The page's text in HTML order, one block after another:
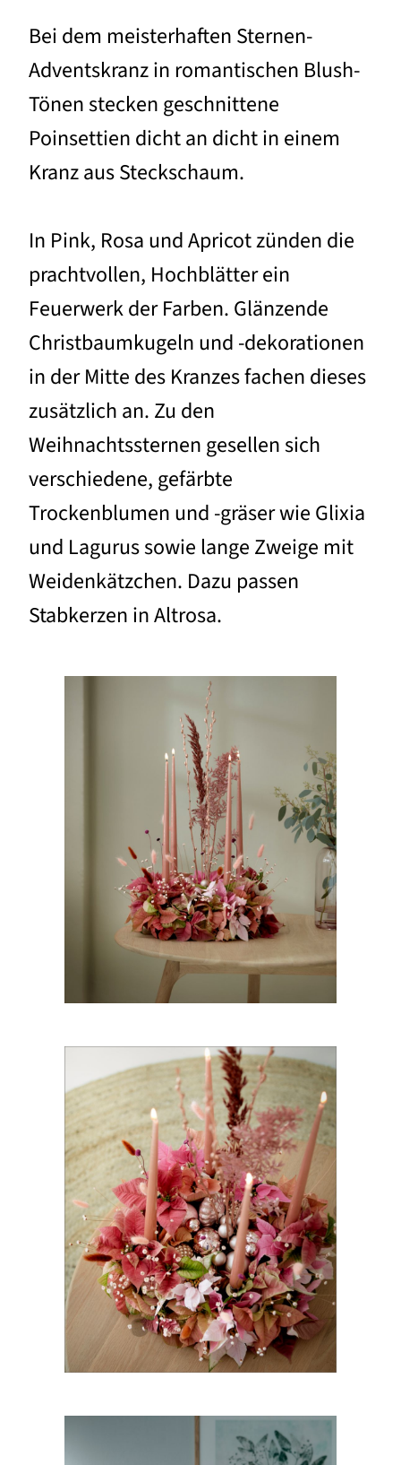
Bei dem meisterhaften Sternen-
Adventskranz in romantischen Blush-
Tönen stecken geschnittene
Poinsettien dicht an dicht in einem
Kranz aus Steckschaum.
In Pink, Rosa und Apricot zünden die
prachtvollen, Hochblätter ein
Feuerwerk der Farben. Glänzende
Christbaumkugeln und -dekorationen
in der Mitte des Kranzes fachen dieses
zusätzlich an. Zu den
Weihnachtssternen gesellen sich
verschiedene, gefärbte
Trockenblumen und -gräser wie Glixia
und Lagurus sowie lange Zweige mit
Weidenkätzchen. Dazu passen
Stabkerzen in Altrosa.